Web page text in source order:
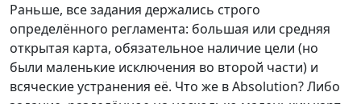
Раньше, все задания держались строго
определённого регламента: большая или средняя
открытая карта, обязательное наличие цели (но
были маленькие исключения во второй части) и
всяческие устранения её. Что же в Absolution? Либо